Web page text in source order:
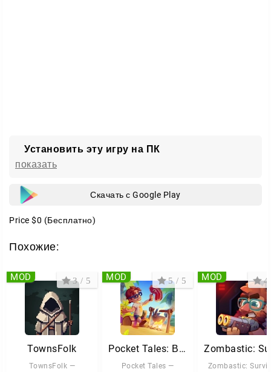
Установить эту игру на ПК
показать
Скачать с Google Play
Price $0 (Бесплатно)
Похожие:
TownsFolk
ТownsFolk —
3 / 5
MOD
Pocket Tales: Выживание
Pocket Tales —
5 / 5
MOD
Zombastic:
4
MOD